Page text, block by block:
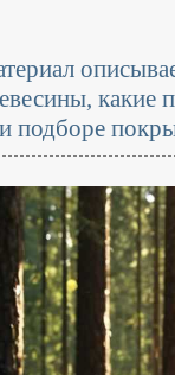
какие
подборе